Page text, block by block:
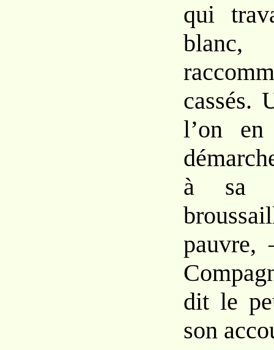
qui
cassés.
l’on
à sa
pauvre,
dit le
son